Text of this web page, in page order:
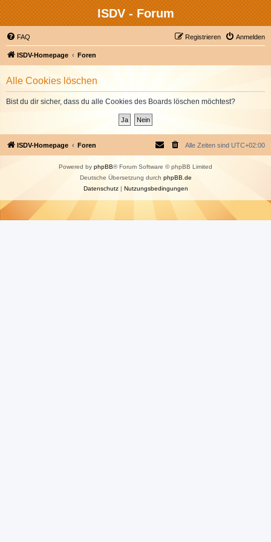
ISDV - Forum
FAQ Anmelden
Registrieren
ISDV-Homepage Foren
Alle Cookies löschen
Bist du dir sicher, dass du alle Cookies des Boards löschen möchtest?
ISDV-Homepage Foren Alle Zeiten sind UTC+02:00
Powered by phpBB® Forum Software © phpBB Limited
Deutsche Übersetzung durch phpBB.de
Datenschutz| Nutzungsbedingungen